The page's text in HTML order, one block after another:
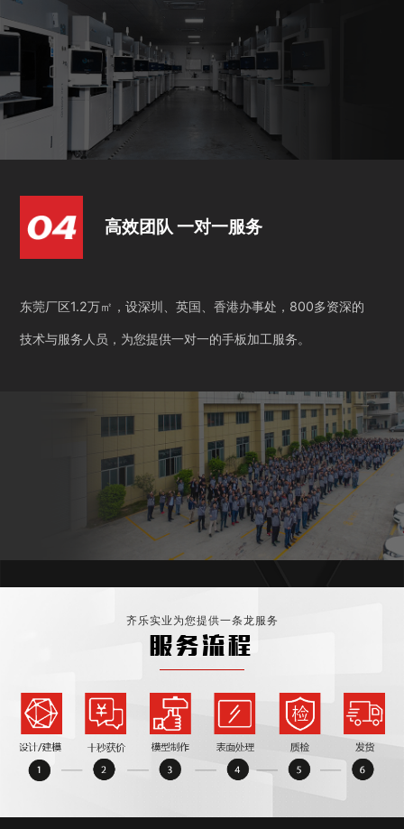
高效团队 一对一服务
东莞厂区1.2万㎡，设深圳、英国、香港办事处，800多资深的
技术与服务人员，为您提供一对一的手板加工服务。
齐乐实业为您提供一条龙服务
服务流程